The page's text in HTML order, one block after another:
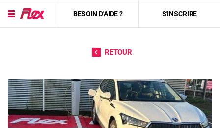
BESOIN D'AIDE ? S'INSCRIRE
RETOUR